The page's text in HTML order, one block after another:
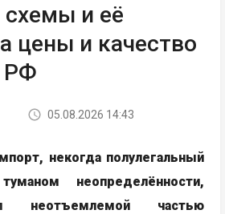
и её
цены и качество
РФ
05.08.2026 14:43
некогда полулегальный
неопределённости,
неотъемлемой частью